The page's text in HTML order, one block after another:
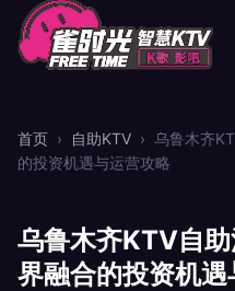
首页 › 自助KTV › 乌鲁木齐
的投资机遇与运营攻略
乌鲁木齐KTV自
界融合的投资机